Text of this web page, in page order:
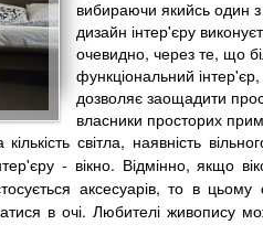
вибираючи якийсь один з
дизайн інтер'єру
очевидно, через те, що
функціональний
дозволяє заощадити
власники просторих
світла, наявність
- вікно. Відмінно, якщо
аксесуарів, то в цьому
в очі. Любителі живопису